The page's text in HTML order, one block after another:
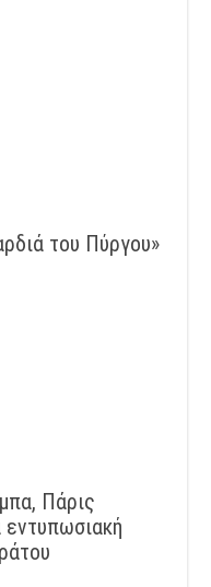
του Πύργου»
Πάρις
εντυπωσιακή